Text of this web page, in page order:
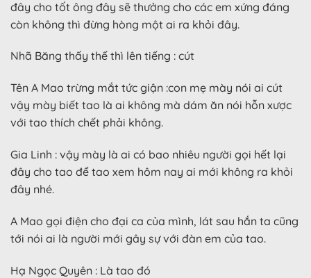
đây cho tốt ông đây sẽ thưởng cho các em xứng đáng
còn không thì đừng hòng một ai ra khỏi đây.
Nhã Băng thấy thế thì lên tiếng : cút
Tên A Mao trừng mắt tức giận :con mẹ mày nói ai cút
vậy mày biết tao là ai không mà dám ăn nói hỗn xược
với tao thích chết phải không.
Gia Linh : vậy mày là ai có bao nhiêu người gọi hết lại
đây cho tao để tao xem hôm nay ai mới không ra khỏi
đây nhé.
A Mao gọi điện cho đại ca của mình, lát sau hắn ta cũng
tới nói ai là người mới gây sự với đàn em của tao.
Hạ Ngọc Quyên : Là tao đó